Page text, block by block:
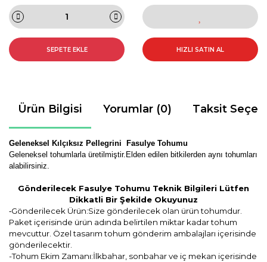
SEPETE EKLE HIZLI SATIN AL
Ürün Bilgisi Yorumlar (0) Taksit
Geleneksel Kılçıksız Pellegrini Fasulye Tohumu
Geleneksel tohumlarla üretilmiştir.Elden edilen bitkilerden aynı tohumları
alabilirsiniz.
Gönderilecek Fasulye Tohumu Teknik Bilgileri Lütfen
Dikkatli Bir Şekilde Okuyunuz
-Gönderilecek Ürün:Size gönderilecek olan ürün tohumdur.
Paket içerisinde ürün adında belirtilen miktar kadar tohum
mevcuttur. Özel tasarım tohum gönderim ambalajları içerisinde
gönderilecektir.
-Tohum Ekim Zamanı:İlkbahar, sonbahar ve iç mekan içerisinde